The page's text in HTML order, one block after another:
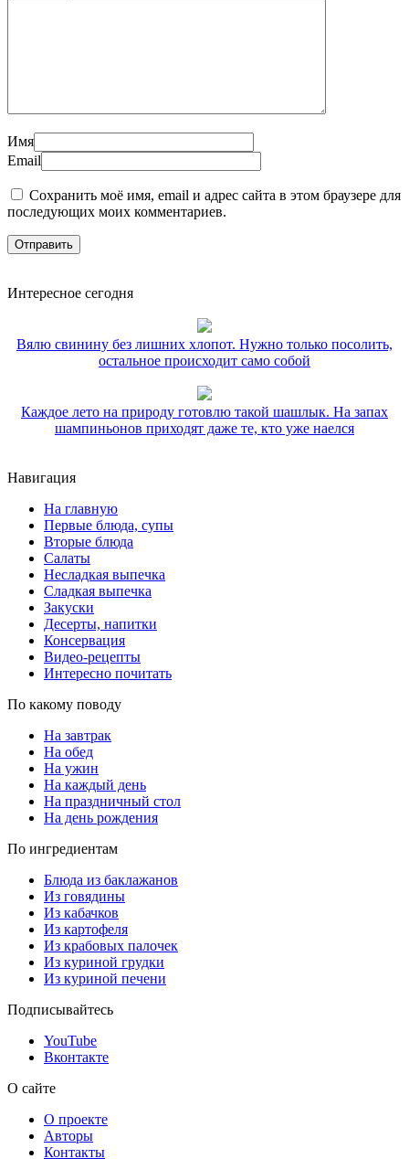
Имя
Email
Сохранить моё имя, email и адрес сайта в этом браузере для
последующих моих комментариев.
Интересное сегодня
Вялю свинину без лишних хлопот. Нужно только посолить,
остальное происходит само собой
Каждое лето на природу готовлю такой шашлык. На запах
шампиньонов приходят даже те, кто уже наелся
Навигация
На главную
Первые блюда, супы
Вторые блюда
Салаты
Несладкая выпечка
Сладкая выпечка
Закуски
Десерты, напитки
Консервация
Видео-рецепты
Интересно почитать
По какому поводу
На завтрак
На обед
На ужин
На каждый день
На праздничный стол
На день рождения
По ингредиентам
Блюда из баклажанов
Из говядины
Из кабачков
Из картофеля
Из крабовых палочек
Из куриной грудки
Из куриной печени
Подписывайтесь
YouTube
Вконтакте
О сайте
О проекте
Авторы
Контакты